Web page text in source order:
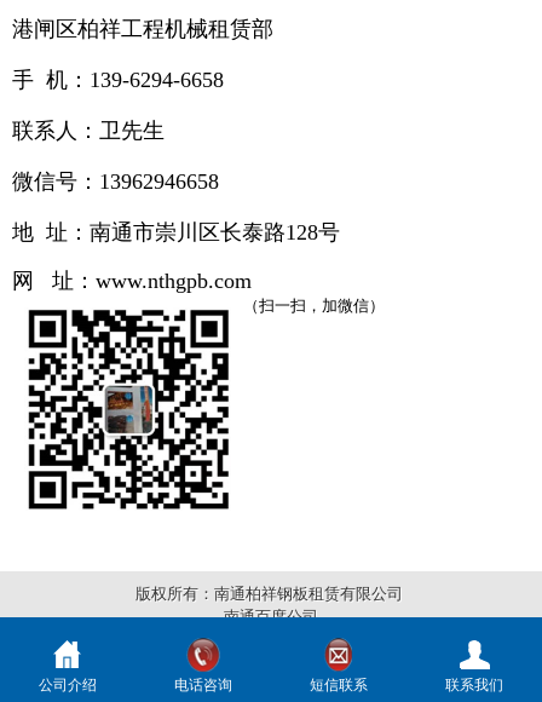
港闸区柏祥工程机械租赁部
手 机：139-6294-6658
联系人：卫先生
微信号：13962946658
地 址：南通市崇川区长泰路128号
网 址： www.nthgpb.com
（扫一扫，加微信）
版权所有：南通柏祥钢板租赁有限公司
南通百度公司
公司介绍 电话咨询 短信联系 联系我们